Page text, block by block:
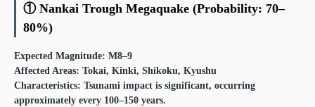
① Nankai Trough Megaquake (Probability: 70–
80%)
Expected Magnitude: M8–9
Affected Areas: Tokai, Kinki, Shikoku, Kyushu
Characteristics: Tsunami impact is significant, occurring
approximately every 100–150 years.